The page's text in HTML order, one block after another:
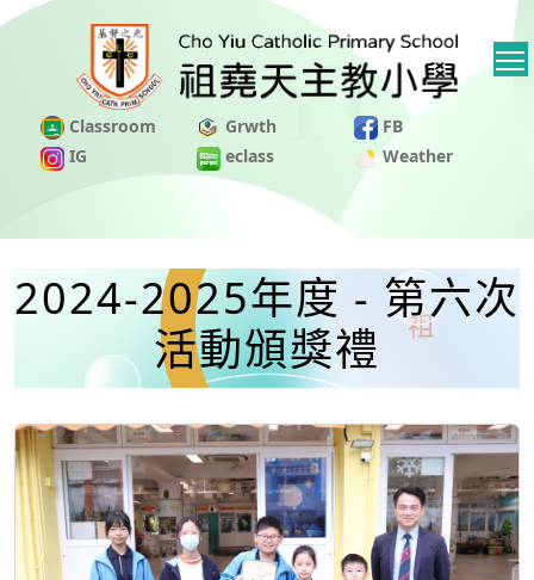
Classroom Grwth
FB
IG
eclass Weather
2024-2025年度 - 第六次
活動頒獎禮